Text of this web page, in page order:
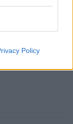
Policy
που